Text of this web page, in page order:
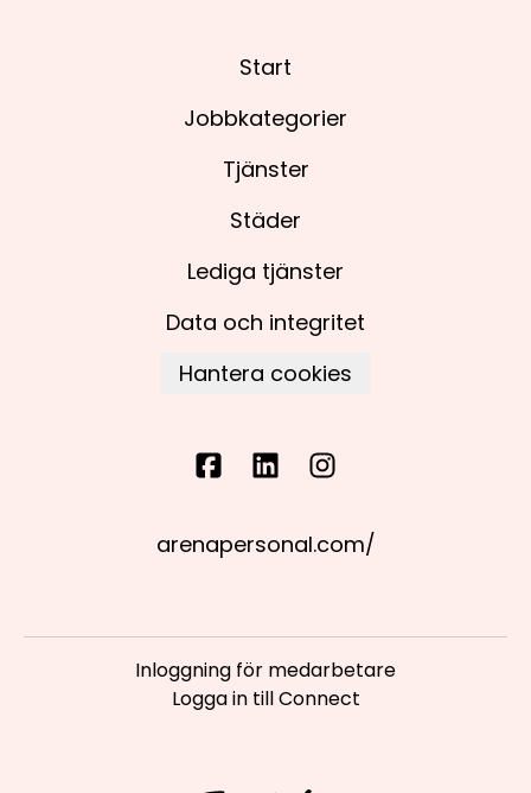
Start
Jobbkategorier
Tjänster
Städer
Lediga tjänster
Data och integritet
Hantera cookies
arenapersonal.com/
Inloggning för medarbetare
Logga in till Connect